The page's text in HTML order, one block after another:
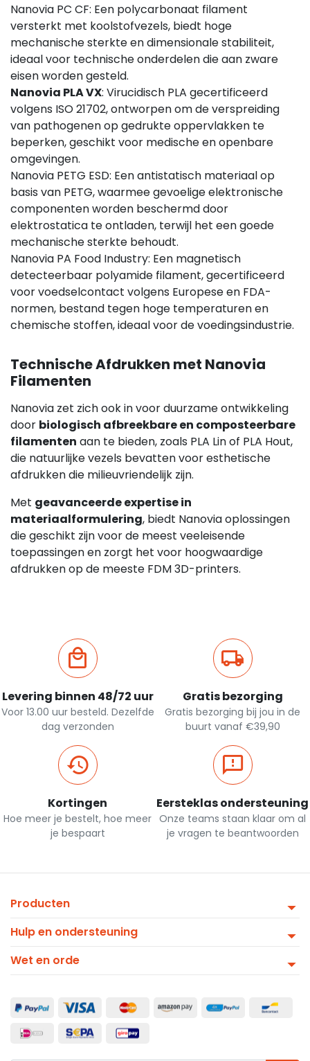
Nanovia PC CF: Een polycarbonaat filament
versterkt met koolstofvezels, biedt hoge
mechanische sterkte en dimensionale stabiliteit,
ideaal voor technische onderdelen die aan zware
eisen worden gesteld.
Nanovia PLA VX: Virucidisch PLA gecertificeerd
volgens ISO 21702, ontworpen om de verspreiding
van pathogenen op gedrukte oppervlakken te
beperken, geschikt voor medische en openbare
omgevingen.
Nanovia PETG ESD: Een antistatisch materiaal op
basis van PETG, waarmee gevoelige elektronische
componenten worden beschermd door
elektrostatica te ontladen, terwijl het een goede
mechanische sterkte behoudt.
Nanovia PA Food Industry: Een magnetisch
detecteerbaar polyamide filament, gecertificeerd
voor voedselcontact volgens Europese en FDA-
normen, bestand tegen hoge temperaturen en
chemische stoffen, ideaal voor de voedingsindustrie.
Technische Afdrukken met Nanovia
Filamenten
Nanovia zet zich ook in voor duurzame ontwikkeling
door biologisch afbreekbare en composteerbare
filamenten aan te bieden, zoals PLA Lin of PLA Hout,
die natuurlijke vezels bevatten voor esthetische
afdrukken die milieuvriendelijk zijn.
Met geavanceerde expertise in
materiaalformulering, biedt Nanovia oplossingen
die geschikt zijn voor de meest veeleisende
toepassingen en zorgt het voor hoogwaardige
afdrukken op de meeste FDM 3D-printers.
Levering binnen 48/72 uur
Voor 13.00 uur besteld. Dezelfde
dag verzonden
Gratis bezorging
Gratis bezorging bij jou in de
buurt vanaf €39,90
Kortingen
Hoe meer je bestelt, hoe meer
je bespaart
Eersteklas ondersteuning
Onze teams staan klaar om al
je vragen te beantwoorden
Producten
Hulp en ondersteuning
Wet en orde